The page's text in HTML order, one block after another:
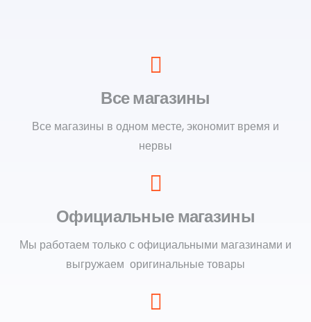
Все магазины
Все магазины в одном месте, экономит время и
нервы
Официальные магазины
Мы работаем только с официальными магазинами и
выгружаем оригинальные товары